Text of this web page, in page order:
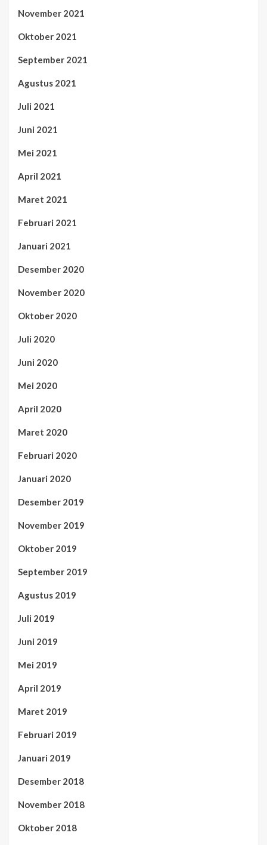
November 2021
Oktober 2021
September 2021
Agustus 2021
Juli 2021
Juni 2021
Mei 2021
April 2021
Maret 2021
Februari 2021
Januari 2021
Desember 2020
November 2020
Oktober 2020
Juli 2020
Juni 2020
Mei 2020
April 2020
Maret 2020
Februari 2020
Januari 2020
Desember 2019
November 2019
Oktober 2019
September 2019
Agustus 2019
Juli 2019
Juni 2019
Mei 2019
April 2019
Maret 2019
Februari 2019
Januari 2019
Desember 2018
November 2018
Oktober 2018